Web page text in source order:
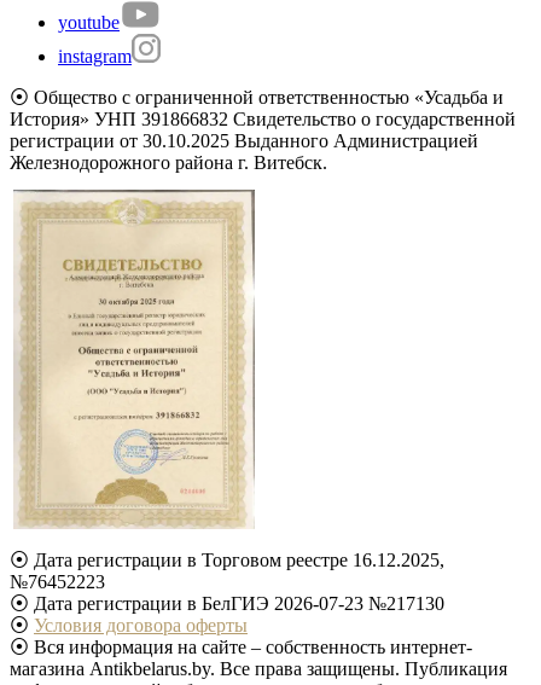
youtube
instagram
⦿ Общество с ограниченной ответственностью «Усадьба и
История» УНП 391866832 Свидетельство о государственной
регистрации от 30.10.2025 Выданного Администрацией
Железнодорожного района г. Витебск.
⦿ Дата регистрации в Торговом реестре 16.12.2025,
№76452223
⦿ Дата регистрации в БелГИЭ 2026-07-23 №217130
⦿ Условия договора оферты
⦿ Вся информация на сайте – собственность интернет-
магазина Antikbelarus.by. Все права защищены. Публикация